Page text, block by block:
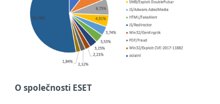
O společnosti ESET